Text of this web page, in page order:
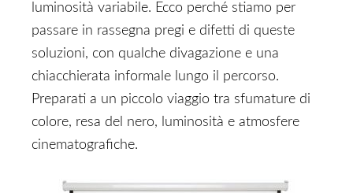
luminosità variabile. Ecco perché stiamo per
passare in rassegna pregi e difetti di queste
soluzioni, con qualche divagazione e una
chiacchierata informale lungo il percorso.
Preparati a un piccolo viaggio tra sfumature di
colore, resa del nero, luminosità e atmosfere
cinematografiche.